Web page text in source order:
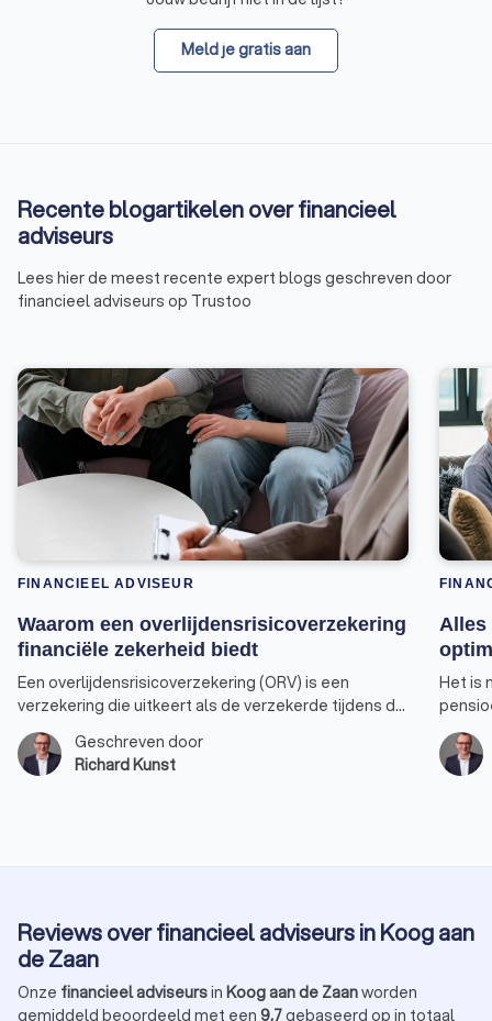
Meld je gratis aan
Recente blogartikelen over financieel
adviseurs
Lees hier de meest recente expert blogs geschreven door
financieel adviseurs op Trustoo
FINANCIEEL ADVISEUR
Waarom een overlijdensrisicoverzekering
financiële zekerheid biedt
Een overlijdensrisicoverzekering (ORV) is een
verzekering die uitkeert als de verzekerde tijdens de
looptijd van de verzekering overlijdt. Dit type
verzekering biedt financiële zekerheid aan de
nabestaanden van de verzekerde, zoals partner,
Geschreven door
Richard Kunst
Alles
Het is
Reviews over financieel adviseurs in Koog aan
de Zaan
Onze financieel adviseursin Koog aan de Zaanworden
gemiddeld beoordeeld met een 9,7gebaseerd op in totaal